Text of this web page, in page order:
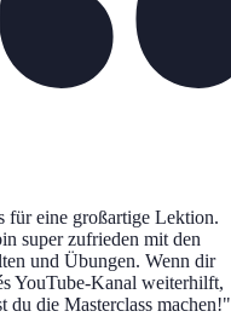
für eine großartige Lektion.
super zufrieden mit den
und Übungen. Wenn dir
YouTube-Kanal weiterhilft,
du die Masterclass machen!"